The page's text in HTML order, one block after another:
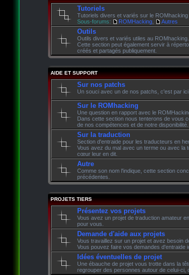
Tutoriels
Tutoriels divers et variés sur le
Sous-forums:
ROMHacking, Autres
Outils
Outils divers et variés utiles au ROMhacking.
Cette section peut également servir à
créés et partagés publiquement.
AIDE ET SUPPORT
Sur nos patchs
Un souci avec un de nos patchs, c'est par
Sur le ROMhacking
Une question en rapport avec le
Dans cette section nous tenterons de vous
de nos compétences et de notre disponibilité.
Sur la traduction
Section d'entraide pour les traducteurs en
Vous avez du mal avec un terme ou avec
cœur leur en dit.
Autre
Comme son nom l'indique, cette section
précédentes.
PROJETS TIERS
Présentez vos projets
Vous avez un projet de traduction amateur
pour vous.
Demande d'aide aux projets
Vous travaillez sur un projet et avez besoin
Vous pouvez faire vos demandes d'entraide
Idées éventuelles de projet
Une ébauche de projet vous trotte dans la
regrouper des personnes autour de celui-ci,